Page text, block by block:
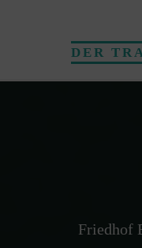
DER
Friedhof